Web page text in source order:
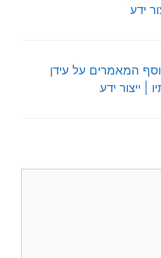
ידע
המאמרים על עידן
| ייצור ידע